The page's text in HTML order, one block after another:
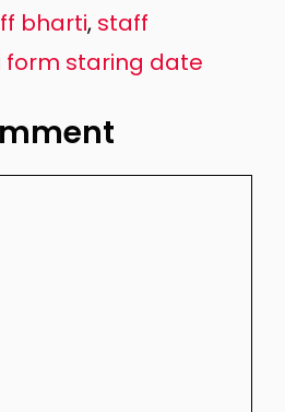
bharti, staff
staring date